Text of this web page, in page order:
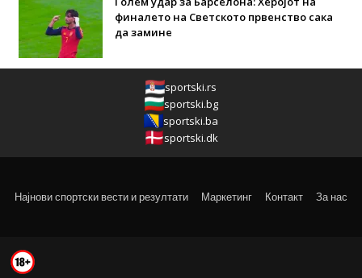
финалето на Светското првенство сака
да замине
sportski.rs
sportski.bg
sportski.ba
sportski.dk
Најнови спортски вести и резултати Маркетинг Контакт За нас